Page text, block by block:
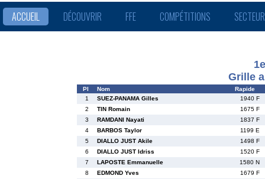
ACCUEIL DÉCOUVRIR FFE COMPÉTITIONS
Grille
Pl Nom
Rapide
1
SUEZ-PANAMA Gilles
1940 F
2
TIN Romain
1675 F
3
RAMDANI Nayati
1837 F
4
BARBOS Taylor
1199 E
5
DIALLO JUST Akile
1498 F
6
DIALLO JUST Idriss
1520 F
7
LAPOSTE Emmanuelle
1580 N
8
EDMOND Yves
1679 F